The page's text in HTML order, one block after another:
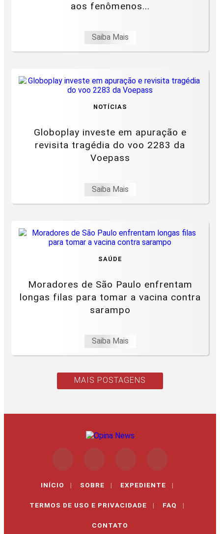
aos fenômenos...
Saiba Mais
NOTÍCIAS
Globoplay investe em apuração e
revisita tragédia do voo 2283 da
Voepass
Saiba Mais
SAÚDE
Moradores de São Paulo enfrentam
longas filas para tomar a vacina contra
sarampo
Saiba Mais
MAIS POSTAGENS
INÍCIO | SOBRE | EXPEDIENTE |
TERMOS DE USO E PRIVACIDADE | FAQ |
CONTATO